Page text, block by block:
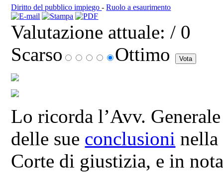
Diritto del pubblico impiego-Ruolo a esaurimento
Valutazione attuale: / 0
Scarso
Ottimo
Lo ricorda l’Avv.
delle sue conclusioni nella
Corte di giustizia, e in